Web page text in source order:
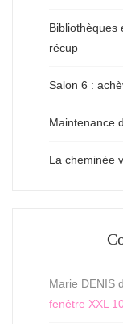
Bibliothèques
récup
Salon 6 :
Maintenance
La cheminée
Marie DENIS
fenêtre XXL